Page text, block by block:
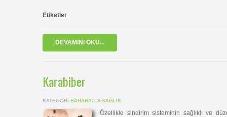
Etiketler
DEVAMINI OKU...
Karabiber
KATEGORI BAHARATLA SAĞLIK
Özellikle sindirim sisteminin sağlıklı ve